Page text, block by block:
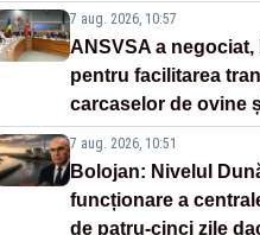
7 aug. 2026, 10:57
ANSVSA a negociat,
pentru facilitarea
carcaselor de ovine
7 aug. 2026, 10:51
Bolojan: Nivelul
funcționare a
de patru-cinci zile